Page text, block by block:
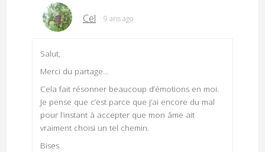
Cel 9 ans ago
Salut,
Merci du partage…
Cela fait résonner beaucoup d’émotions en moi.
Je pense que c’est parce que j’ai encore du mal
pour l’instant à accepter que mon âme ait
vraiment choisi un tel chemin.
Bises